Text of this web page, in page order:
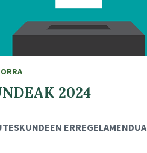
2024
ERREGELAMENDUA